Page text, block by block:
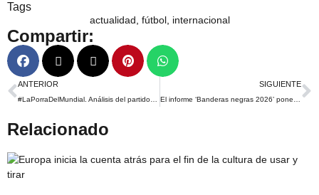
Tags
actualidad, fútbol, internacional
Compartir:
ANTERIOR
#LaPorraDelMundial. Análisis del partido España-Uruguay
SIGUIENTE
El informe ‘Banderas negras 2026’ pone el acento en la restauración ecológica de los espacios costeros
Relacionado